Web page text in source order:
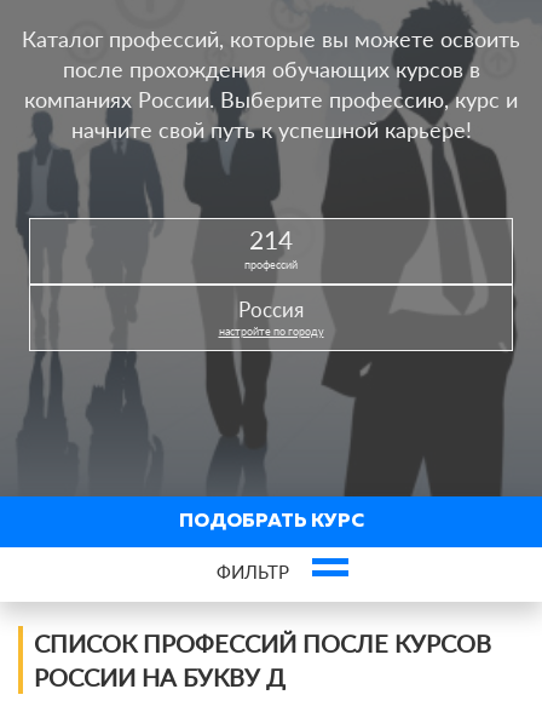
Статьи
Вузы
account_box
Каталог профессий, которые вы можете освоить
после прохождения обучающих курсов в
компаниях России. Выберите профессию, курс и
начните свой путь к успешной карьере!
214
профессий
Россия
настройте по городу
СПИСОК ПРОФЕССИЙ ПОСЛЕ КУРСОВ
РОССИИ НА БУКВУ Д
ПОДОБРАТЬ КУРС
ФИЛЬТР
Профессии по сферам
IT